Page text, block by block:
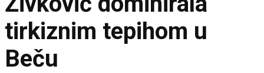
tirkiznim tepihom u
Beču